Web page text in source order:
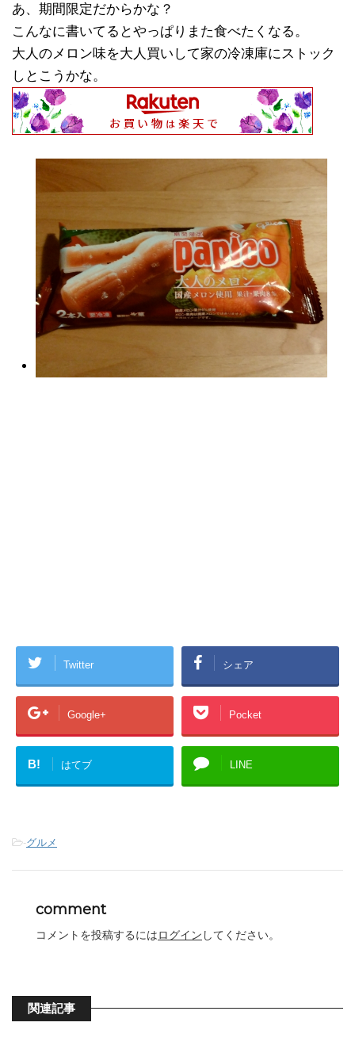
あ、期間限定だからかな？
こんなに書いてるとやっぱりまた食べたくなる。
大人のメロン味を大人買いして家の冷凍庫にストック
しとこうかな。
Twitter シェア
Google+ Pocket
B! はてブ LINE
-グルメ
comment
コメントを投稿するにはログイン してください。
関連記事